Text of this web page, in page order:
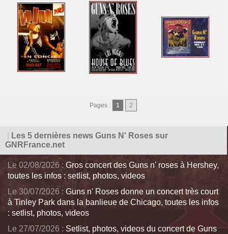
Pages : 1 2
Les 5 dernières news Guns N' Roses sur
GNRFrance.net
Le 02/08/2026 : Gros concert des Guns n' roses à Hershey,
toutes les infos : setlist, photos, videos
Le 30/07/2026 : Guns n' Roses donne un concert très court
à Tinley Park dans la banlieue de Chicago, toutes les infos
: setlist, photos, videos
Le 27/07/2026 : Setlist, photos, videos du concert de Guns